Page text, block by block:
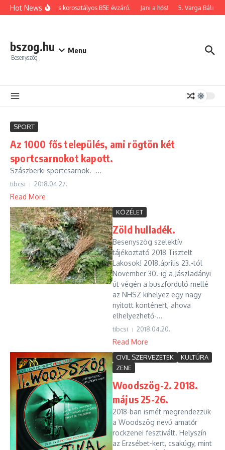
Ugrás a tartalomhoz
Hot News2026-os korosztályos BSE évzáró. Jani a hős! 5. Varga Bálint
bszog.hu
Besenyszög
Menu
SPORT
Az 1000 fős település, ami rögtön két
sportcsarnokot kapott.
Szászberki sportcsarnok. ...
tibcsi 2018.04.27.
Read More
KÖZÉLET
Zöld hulladék.
Besenyszög szelektív
tájékoztató 2018 Tisztelt
Lakosok! 2018.április 23.-tól
November 30.-ig a Jászladányi
út végén a buszforduló mellé
az NHSZ kihelyez egy nagy
nyitott konténert, ahova
elhelyezhető-...
tibcsi 2018.04.20.
Read More
CIVIL SZERVEZETEK
KULTÚRA
ZENE
Woodszög-2. 2018.
május 25-26.
2018-ban ismét megrendezzük
a Woodszög nevű amatőr
rockzenei fesztivált. Helyszín
az Erzsébet-kert, csakúgy, mint